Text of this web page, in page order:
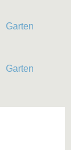
Garten
Garten